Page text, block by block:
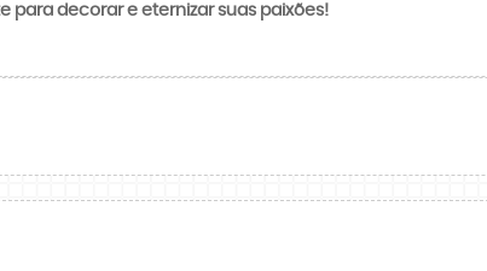
para decorar e eternizar suas paixões!